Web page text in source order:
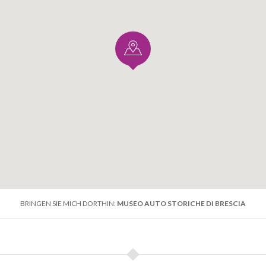
BRINGEN SIE MICH DORTHIN: MUSEO AUTO STORICHE DI BRESCIA